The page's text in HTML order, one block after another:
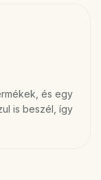
és egy
is beszél, így